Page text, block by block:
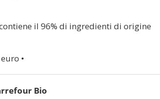
il 96% di ingredienti di origine
•
Bio